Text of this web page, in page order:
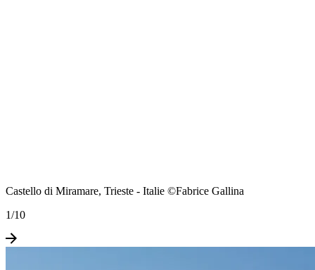
Castello di Miramare, Trieste - Italie ©Fabrice Gallina
1/10